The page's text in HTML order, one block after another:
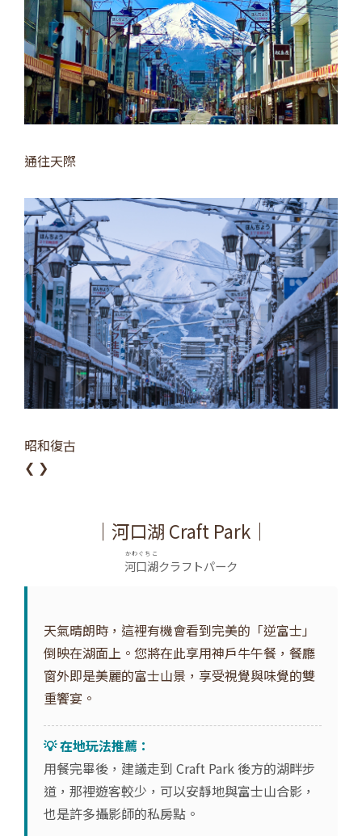
通往天際
昭和復古
❮ ❯
｜河口湖 Craft Park｜
河口湖
かわぐちこ
クラフトパーク
天氣晴朗時，這裡有機會看到完美的「逆富士」
倒映在湖面上。您將在此享用神戶牛午餐，餐廳
窗外即是美麗的富士山景，享受視覺與味覺的雙
重饗宴。
💡 在地玩法推薦：
用餐完畢後，建議走到 Craft Park 後方的湖畔步
道，那裡遊客較少，可以安靜地與富士山合影，
也是許多攝影師的私房點。